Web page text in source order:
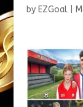
by EZGoal|